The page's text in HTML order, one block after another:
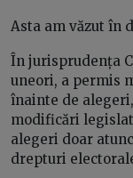
Asta am văzut în
În jurisprudența
uneori, a permis
înainte de
modificări
alegeri doar
drepturi